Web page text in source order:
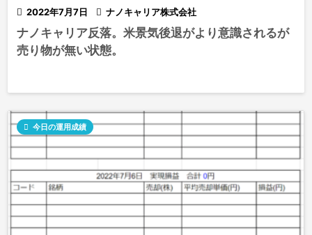
 2022年7月7日  ナノキャリア株式会社
ナノキャリア反落。米景気後退がより意識されるが
売り物が無い状態。
 今日の運用成績